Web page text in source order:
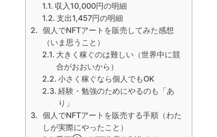
収入10,000円の明細
支出1,457円の明細
個人でNFTアートを販売してみた感想
（いま思うこと）
大きく稼ぐのは難しい（世界中に競
合がおおいから）
小さく稼ぐなら個人でもOK
経験・勉強のためにやるのも「あ
り」
個人でNFTアートを販売する手順（わた
しが実際にやったこと）